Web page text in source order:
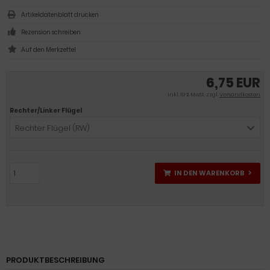
6,75 EUR
inkl. 19 % MwSt. zzgl.Versandkosten
Rechter/Linker Flügel
Rechter Flügel (RW)
IN DEN WARENKORB
Artikeldatenblatt drucken
Rezension schreiben
PRODUKTBESCHREIBUNG